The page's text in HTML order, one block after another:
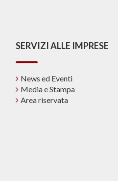
SERVIZI ALLE IMPRESE
News ed Eventi
Media e Stampa
Area riservata